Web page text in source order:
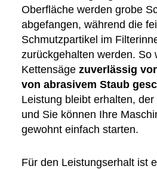
Oberfläche werden grobe
abgefangen, während die
Schmutzpartikel im
zurückgehalten werden. So
Kettensäge zuverlässig
von abrasivem Staub
Leistung bleibt erhalten,
und Sie können Ihre
gewohnt einfach starten.
Für den Leistungserhalt ist